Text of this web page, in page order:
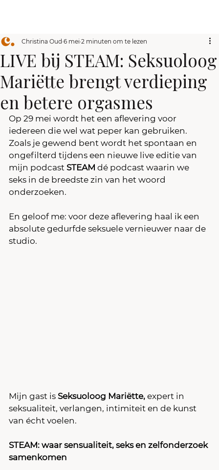
LIVE bij STEAM: Seksuoloog
Mariëtte brengt verdieping
en betere orgasmes
Christina Oud 6 mei 2 minuten om te lezen
Op 29 mei wordt het een aflevering voor
iedereen die wel wat peper kan gebruiken.
Zoals je gewend bent wordt het spontaan en
ongefilterd tijdens een nieuwe live editie van
mijn podcast STEAM dé podcast waarin we
seks in de breedste zin van het woord
onderzoeken.
En geloof me: voor deze aflevering haal ik een
absolute gedurfde seksuele vernieuwer naar de
studio.
Mijn gast is Seksuoloog Mariëtte, expert in
seksualiteit, verlangen, intimiteit en de kunst
van écht voelen.
STEAM: waar sensualiteit, seks en zelfonderzoek
samenkomen